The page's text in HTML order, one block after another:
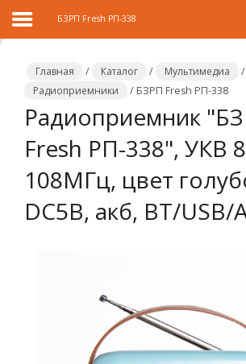
Главная
Каталог
Распродажа
Сотрудничество
БЗРП Fresh РП-338
Главная / Каталог / Мультимедиа
/
Радиоприемники
/ БЗРП Fresh РП-338
Радиоприемник
Fresh РП-338", УКВ
108МГц, цвет
DC5В, акб, BT/USB/